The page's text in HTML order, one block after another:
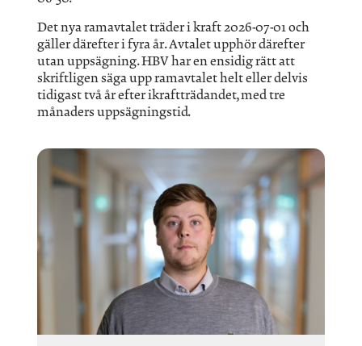
Det nya ramavtalet träder i kraft 2026-07-01 och
gäller därefter i fyra år. Avtalet upphör därefter
utan uppsägning. HBV har en ensidig rätt att
skriftligen säga upp ramavtalet helt eller delvis
tidigast två år efter ikraftträdandet, med tre
månaders uppsägningstid.